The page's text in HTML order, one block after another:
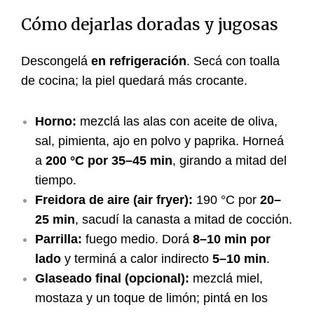
Cómo dejarlas doradas y jugosas
Descongelá en refrigeración. Secá con toalla
de cocina; la piel quedará más crocante.
Horno: mezclá las alas con aceite de oliva,
sal, pimienta, ajo en polvo y paprika. Horneá
a 200 °C por 35–45 min, girando a mitad del
tiempo.
Freidora de aire (air fryer): 190 °C por 20–
25 min, sacudí la canasta a mitad de cocción.
Parrilla: fuego medio. Dorá 8–10 min por
lado y terminá a calor indirecto 5–10 min.
Glaseado final (opcional): mezclá miel,
mostaza y un toque de limón; pintá en los